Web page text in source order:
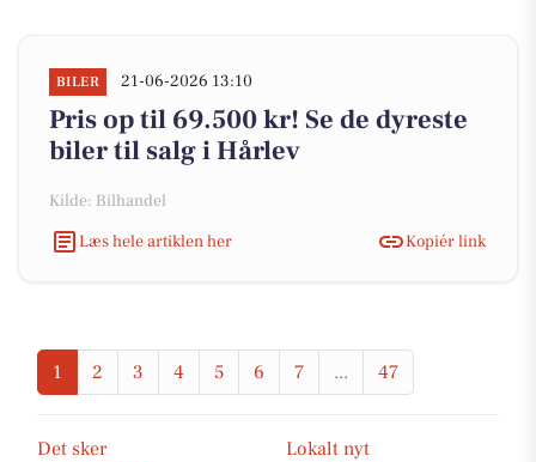
BILER 21-06-2026 13:10
Pris op til 69.500 kr! Se de dyreste
biler til salg i Hårlev
Kilde: Bilhandel
Læs hele artiklen her
Kopiér link
1 2 3 4 5 6 7 ... 47
Det sker
Lokalt nyt